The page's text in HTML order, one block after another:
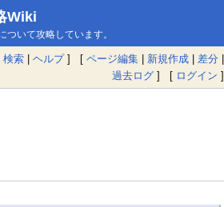
Wiki
ついて攻略しています。
検索 | ヘルプ] [ ページ編集 | 新規作成 | 差分 |
過去ログ ] [ ログイン ]